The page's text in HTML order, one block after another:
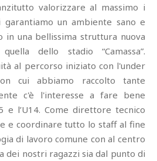
valorizzare al massimo i
un ambiente sano e
una bellissima struttura nuova
dello stadio “Camassa”.
al percorso iniziato con l'under
cui abbiamo raccolto tante
c'è l'interesse a fare bene
e l’U14. Come direttore tecnico
e coordinare tutto lo staff al fine
di lavoro comune con al centro
dei nostri ragazzi sia dal punto di